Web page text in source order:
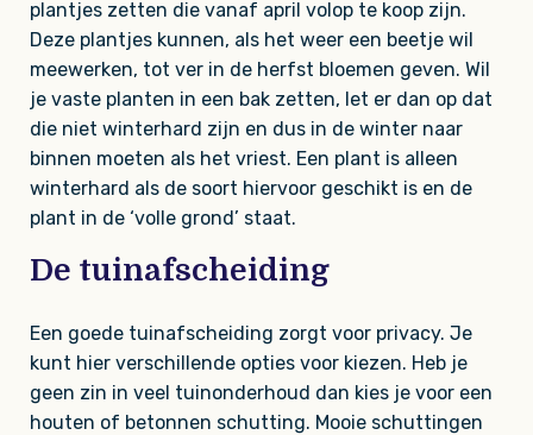
plantjes zetten die vanaf april volop te koop zijn.
Deze plantjes kunnen, als het weer een beetje wil
meewerken, tot ver in de herfst bloemen geven. Wil
je vaste planten in een bak zetten, let er dan op dat
die niet winterhard zijn en dus in de winter naar
binnen moeten als het vriest. Een plant is alleen
winterhard als de soort hiervoor geschikt is en de
plant in de ‘volle grond’ staat.
De tuinafscheiding
Een goede tuinafscheiding zorgt voor privacy. Je
kunt hier verschillende opties voor kiezen. Heb je
geen zin in veel tuinonderhoud dan kies je voor een
houten of betonnen schutting. Mooie schuttingen